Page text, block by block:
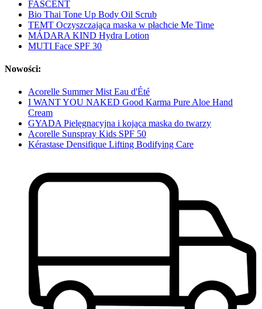
FASCENT
Bio Thai Tone Up Body Oil Scrub
TEMT Oczyszczająca maska w płachcie Me Time
MÁDARA KIND Hydra Lotion
MUTI Face SPF 30
Nowości:
Acorelle Summer Mist Eau d'Été
I WANT YOU NAKED Good Karma Pure Aloe Hand
Cream
GYADA Pielęgnacyjna i kojąca maska do twarzy
Acorelle Sunspray Kids SPF 50
Kérastase Densifique Lifting Bodifying Care